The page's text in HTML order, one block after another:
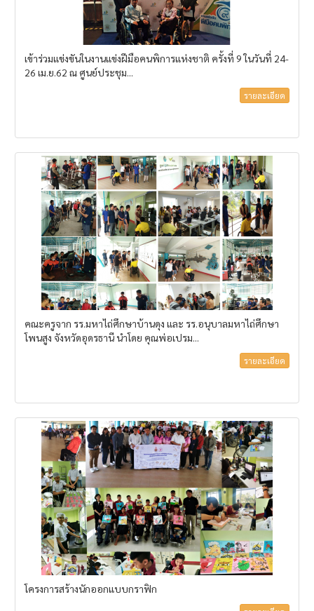
เข้าร่วมแข่งขันในงานแข่งฝีมือคนพิการแห่งชาติ ครั้งที่ 9 ในวันที่ 24-
26 เม.ย.62 ณ ศูนย์ประชุม...
รายละเอียด
คณะครูจาก รร.มหาไถ่ศึกษาบ้านดุง และ รร.อนุบาลมหาไถ่ศึกษา
โพนสูง จังหวัดอุดรธานี นำโดย คุณพ่อเปรม...
รายละเอียด
โครงการสร้างนักออกแบบกราฟิก